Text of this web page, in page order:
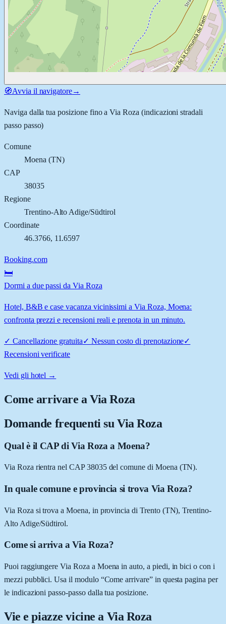
🧭Avvia il navigatore→
Naviga dalla tua posizione fino aVia Roza (indicazioni stradali
passo passo)
Comune
Moena (TN)
CAP
38035
Regione
Trentino-Alto Adige/Südtirol
Coordinate
46.3766, 11.6597
Booking.com
🛏️
Dormi a due passi da Via Roza
Hotel, B&B e case vacanza vicinissimi a Via Roza, Moena:
confronta prezzi e recensioni reali e prenota in un minuto.
✓ Cancellazione gratuita✓ Nessun costo di prenotazione✓
Recensioni verificate
Vedi gli hotel →
Come arrivare aVia Roza
Domande frequenti su Via Roza
Qual è il CAP di Via Roza a Moena?
Via Roza rientra nel CAP 38035 del comune di Moena (TN).
In quale comune e provincia si trova Via Roza?
Via Roza si trova a Moena, in provincia di Trento (TN), Trentino-
Alto Adige/Südtirol.
Come si arriva a Via Roza?
Puoi raggiungere Via Roza a Moena in auto, a piedi, in bici o con i
mezzi pubblici. Usa il modulo “Come arrivare” in questa pagina per
le indicazioni passo-passo dalla tua posizione.
Vie e piazze vicine a Via Roza